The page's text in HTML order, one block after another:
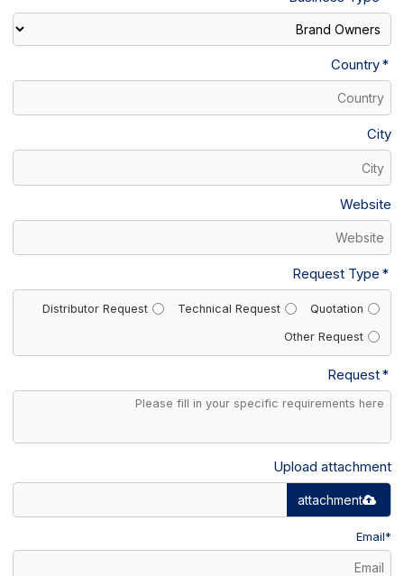
Country
City
Website
Request Type
Quotation
Technical Request
Distributor Request
Other Request
Request
Upload attachment
attachment
*
Email